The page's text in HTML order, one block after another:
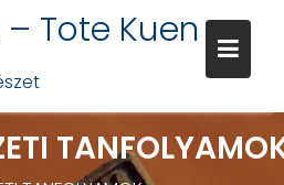
Tote Kuen